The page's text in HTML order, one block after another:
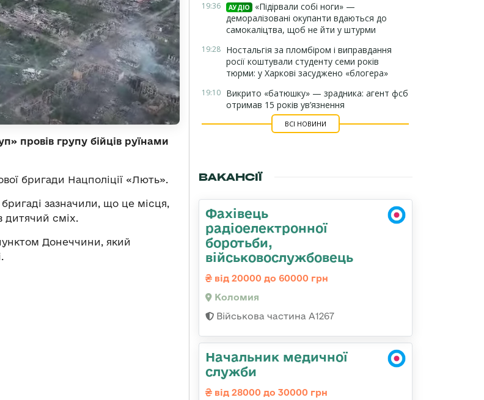
провів групу бійців руїнами
бригади Нацполіції «Лють».
зазначили, що це місця,
сміх.
Донеччини, який
19:36 АУДІО
«Підірвали собі ноги» —
деморалізовані окупанти вдаються до
самокаліцтва, щоб не йти у штурми
19:28 Ностальгія за пломбіром і виправдання
росії коштували студенту семи років
тюрми: у Харкові засуджено «блогера»
19:10 Викрито «батюшку» — зрадника: агент фсб
отримав 15 років ув’язнення
ВСІ НОВИНИ
ВАКАНСІЇ
Фахівець
радіоелектронної
боротьби,
військовослужбовець
від 20000 до 60000 грн
Коломия
Військова частина А1267
Начальник медичної
служби
від 28000 до 30000 грн